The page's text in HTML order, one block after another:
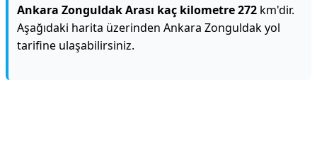
Ankara Zonguldak Arası kaç kilometre 272 km'dir.
Aşağıdaki harita üzerinden Ankara Zonguldak yol
tarifine ulaşabilirsiniz.